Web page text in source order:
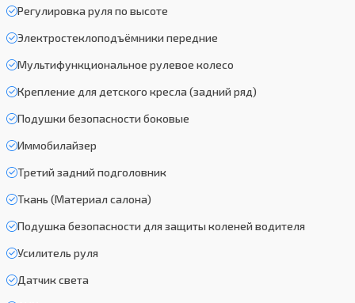
Регулировка руля по высоте
Электростеклоподъёмники передние
Мультифункциональное рулевое колесо
Крепление для детского кресла (задний ряд)
Подушки безопасности боковые
Иммобилайзер
Третий задний подголовник
Ткань (Материал салона)
Подушка безопасности для защиты коленей водителя
Усилитель руля
Датчик света